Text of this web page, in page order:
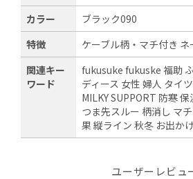
カラー
ブラック090
特徴
ケーブル柄・マチ付き ネ
関連キー
ワード
fukusuke fukuske 福助
ディース 女性 婦人 タイ
MILKY SUPPORT 防寒
つま先スルー 柄消し マ
果 縦ライン 秋冬 お出か
ユーザーレビュ